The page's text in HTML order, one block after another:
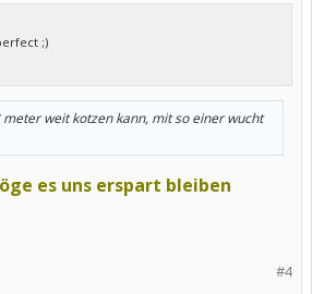
;)
meter weit kotzen kann, mit so einer wucht
es uns erspart bleiben
#4